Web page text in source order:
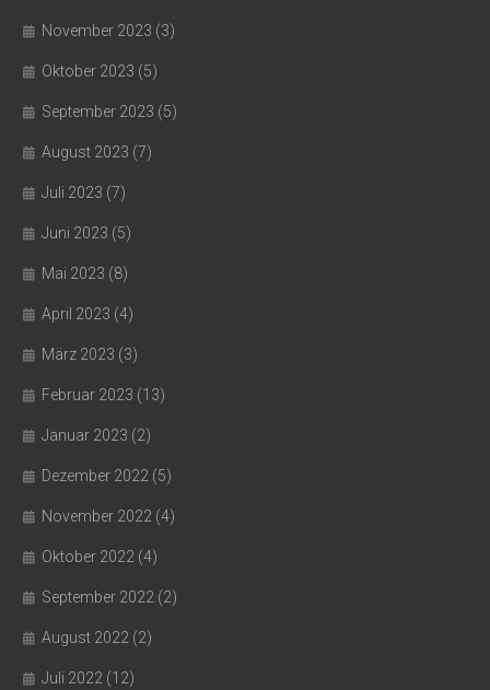
November 2023 (3)
Oktober 2023 (5)
September 2023 (5)
August 2023 (7)
Juli 2023 (7)
Juni 2023 (5)
Mai 2023 (8)
April 2023 (4)
März 2023 (3)
Februar 2023 (13)
Januar 2023 (2)
Dezember 2022 (5)
November 2022 (4)
Oktober 2022 (4)
September 2022 (2)
August 2022 (2)
Juli 2022 (12)